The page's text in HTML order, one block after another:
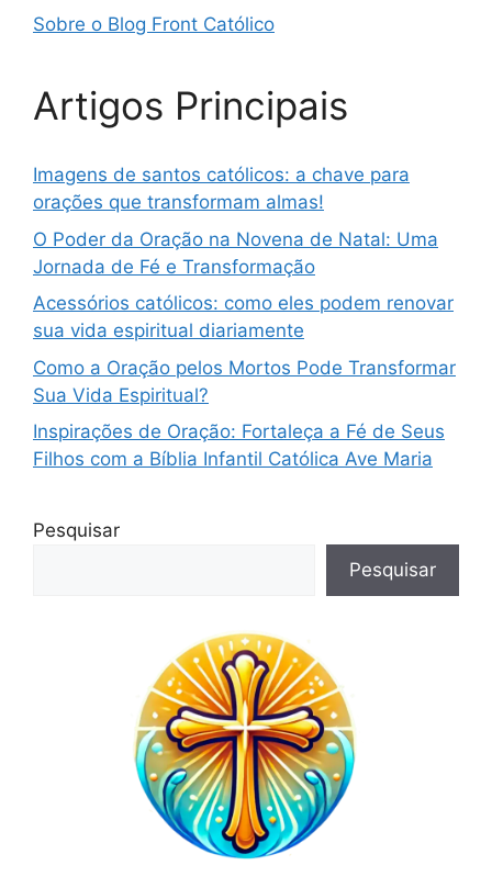
Sobre o Blog Front Católico
Artigos Principais
Imagens de santos católicos: a chave para
orações que transformam almas!
O Poder da Oração na Novena de Natal: Uma
Jornada de Fé e Transformação
Acessórios católicos: como eles podem renovar
sua vida espiritual diariamente
Como a Oração pelos Mortos Pode Transformar
Sua Vida Espiritual?
Inspirações de Oração: Fortaleça a Fé de Seus
Filhos com a Bíblia Infantil Católica Ave Maria
Pesquisar
Pesquisar